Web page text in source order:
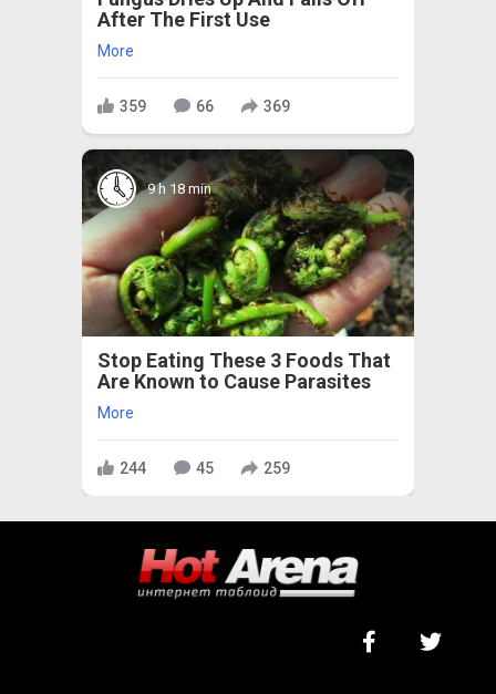
After The First Use
More
359 66 369
9 h 18 min
Stop Eating These 3 Foods That
Are Known to Cause Parasites
More
244 45 259